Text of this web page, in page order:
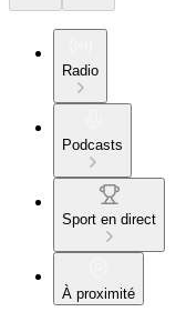
Radio
Podcasts
Sport en direct
À proximité